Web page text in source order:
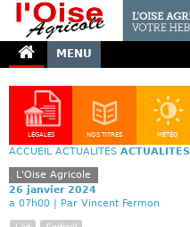
MENU
LÉGALES NOS TITRES MÉTÉO
ACCUEIL ACTUALITÉS ACTUALITÉS
L'Oise Agricole
26 janvier 2024
a 07h00 | Par Vincent Fermon